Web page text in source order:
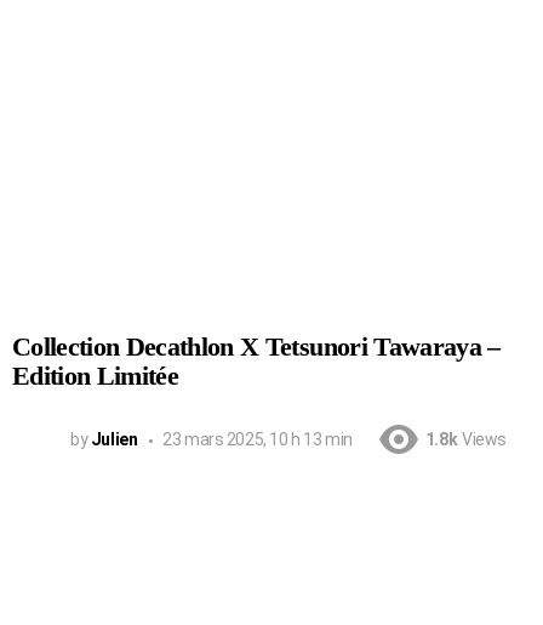
Collection Decathlon X Tetsunori Tawaraya –
Edition Limitée
by Julien 23 mars 2025, 10 h 13 min 1.8k Views